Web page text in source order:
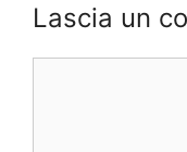
Lascia un